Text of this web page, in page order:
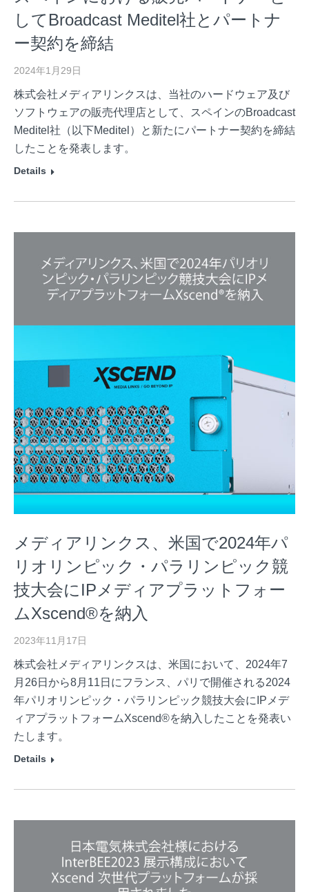
してBroadcast Meditel社とパートナ
ー契約を締結
2024年1月29日
株式会社メディアリンクスは、当社のハードウェア及び
ソフトウェアの販売代理店として、スペインのBroadcast
Meditel社（以下Meditel）と新たにパートナー契約を締結
したことを発表します。
Details
メディアリンクス、米国で2024年パ
リオリンピック・パラリンピック競
技大会にIPメディアプラットフォー
ムXscend®を納入
2023年11月17日
株式会社メディアリンクスは、米国において、2024年7
月26日から8月11日にフランス、パリで開催される2024
年パリオリンピック・パラリンピック競技大会にIPメデ
ィアプラットフォームXscend®を納入したことを発表い
たします。
Details